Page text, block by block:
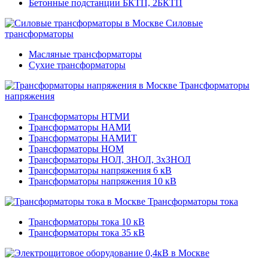
Бетонные подстанции БКТП, 2БКТП
Силовые
трансформаторы
Масляные трансформаторы
Сухие трансформаторы
Трансформаторы
напряжения
Трансформаторы НТМИ
Трансформаторы НАМИ
Трансформаторы НАМИТ
Трансформаторы НОМ
Трансформаторы НОЛ, ЗНОЛ, 3хЗНОЛ
Трансформаторы напряжения 6 кВ
Трансформаторы напряжения 10 кВ
Трансформаторы тока
Трансформаторы тока 10 кВ
Трансформаторы тока 35 кВ